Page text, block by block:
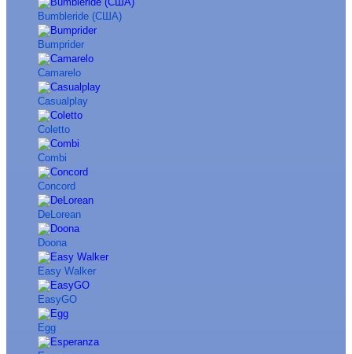
Bumbleride (США)
Bumprider
Camarelo
Casualplay
Coletto
Combi
Concord
DeLorean
Doona
Easy Walker
EasyGO
Egg